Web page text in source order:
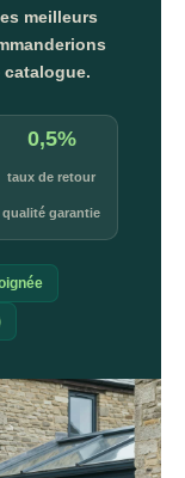
meilleurs
catalogue.
0,5%
taux de retour
qualité garantie